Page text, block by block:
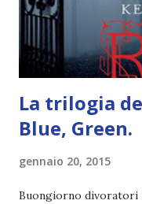
dei libri sono dei
trovato una scena in ...
La trilogia
Blue, Green.
gennaio 20, 2015
Buongiorno divoratori